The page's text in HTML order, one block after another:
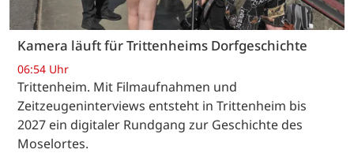
Kamera läuft für Trittenheims Dorfgeschichte
06:54 Uhr
Trittenheim. Mit Filmaufnahmen und
Zeitzeugeninterviews entsteht in Trittenheim bis
2027 ein digitaler Rundgang zur Geschichte des
Moselortes.